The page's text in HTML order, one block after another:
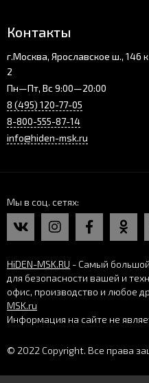
Контакты
г.Москва, Ярославское ш., 146 к
2
Пн—Пт, Вс 9:00—20:00
8 (495) 120-77-05
8-800-555-87-14
info@hiden-msk.ru
Мы в соц. сетях
HiDEN-MSK.RU - Самый
для безопасности вашей и
офис, производство и любое
MSK.ru
Информация на сайте не
© 2022 Copyright. Все права